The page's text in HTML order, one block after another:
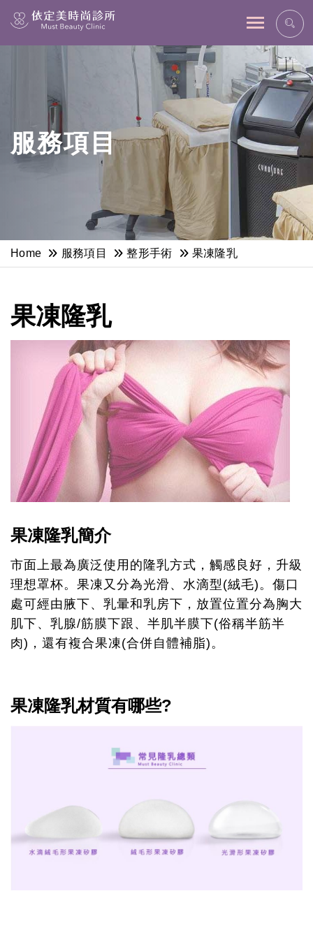
網站主選單
服務項目
Home 服務項目 整形手術 果凍隆乳
果凍隆乳
果凍隆乳簡介
市面上最為廣泛使用的隆乳方式，觸感良好，升級
理想罩杯。果凍又分為光滑、水滴型(絨毛)。傷口
處可經由腋下、乳暈和乳房下，放置位置分為胸大
肌下、乳腺/筋膜下跟、半肌半膜下(俗稱半筋半
肉)，還有複合果凍(合併自體補脂)。
果凍隆乳材質有哪些?